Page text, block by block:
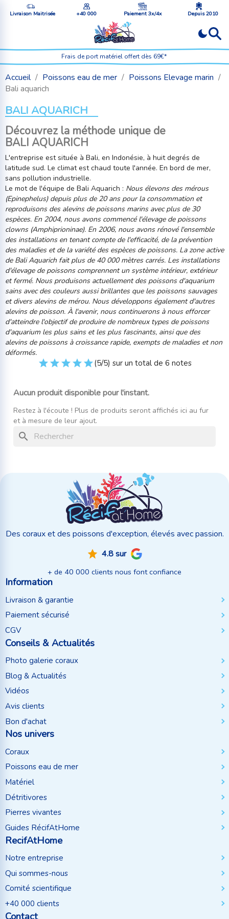
Livraison Maitrisée +40 000 Paiement 3x/4x Depuis 2010
Frais de port matériel offert dès 69€*
Accueil Poissons eau de mer
Poissons Elevage marin
Bali aquarich
BALI AQUARICH
Découvrez la méthode unique de
BALI AQUARICH
L'entreprise est située à Bali, en Indonésie, à huit degrés de
latitude sud. Le climat est chaud toute l'année. En bord de mer,
sans pollution industrielle.
Le mot de l'équipe de Bali Aquarich : Nous élevons des mérous
(Epinephelus) depuis plus de 20 ans pour la consommation et
reproduisons des alevins de poissons marins avec plus de 30
espèces. En 2004, nous avons commencé l'élevage de poissons
clowns (Amphiprioninae). En 2006, nous avons rénové l'ensemble
des installations en tenant compte de l'efficacité, de la prévention
des maladies et de la variété des espèces de poissons. La zone active
de BaliAquarich fait plus de 40 000 mètres carrés. Les installations
d'élevage de poissons comprennent un système intérieur, extérieur
et fermé. Nous produisons actuellement des poissons d'aquarium
sains avec des couleurs aussi brillantes que les poissons sauvages
et divers alevins de mérou. Nous développons également d'autres
alevins de poisson. À l'avenir, nous continuerons à nous efforcer
d'atteindre l'objectif de produire de nombreux types de poissons
d'aquarium les plus sains et les plus fascinants, ainsi que des
alevins de poissons à croissance rapide, exempts de maladies et non
déformés.
(5/5) sur un total de 6 notes
Aucun produit disponible pour l'instant.
Restez à l'écoute ! Plus de produits seront affichés ici au fur
et à mesure de leur ajout.
search
Des coraux et des poissons d'exception, élevés avec passion.
4.8 sur
+ de 40 000 clients nous font confiance
Information
Livraison & garantie
Paiement sécurisé
CGV
Conseils & Actualités
Photo galerie coraux
Blog & Actualités
Vidéos
Avis clients
Bon d'achat
Nos univers
Coraux
Poissons eau de mer
Matériel
Détritivores
Pierres vivantes
Guides RécifAtHome
RecifAtHome
Notre entreprise
Qui sommes-nous
Comité scientifique
+40 000 clients
Contact